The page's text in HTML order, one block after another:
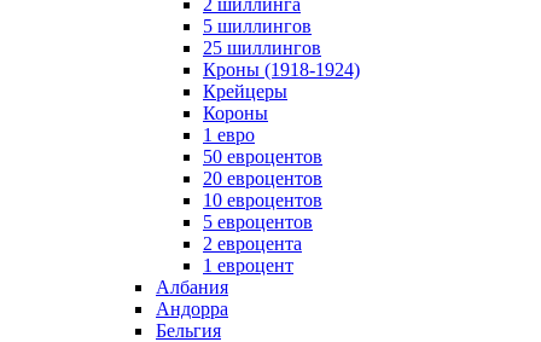
2 шиллинга
5 шиллингов
25 шиллингов
Кроны (1918-1924)
Крейцеры
Короны
1 евро
50 евроцентов
20 евроцентов
10 евроцентов
5 евроцентов
2 евроцента
1 евроцент
Албания
Андорра
Бельгия